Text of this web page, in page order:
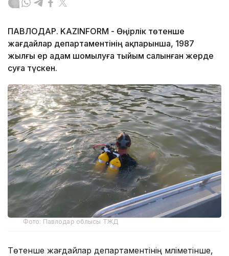
ПАВЛОДАР. KAZINFORM - Өңірлік төтенше
жағдайлар департаментінің ақпарынша, 1987
жылғы ер адам шомылуға тыйым салынған жерде
суға түскен.
Фото: Павлодар облысы ТЖД
Төтенше жағдайлар департаментінің мәліметінше,